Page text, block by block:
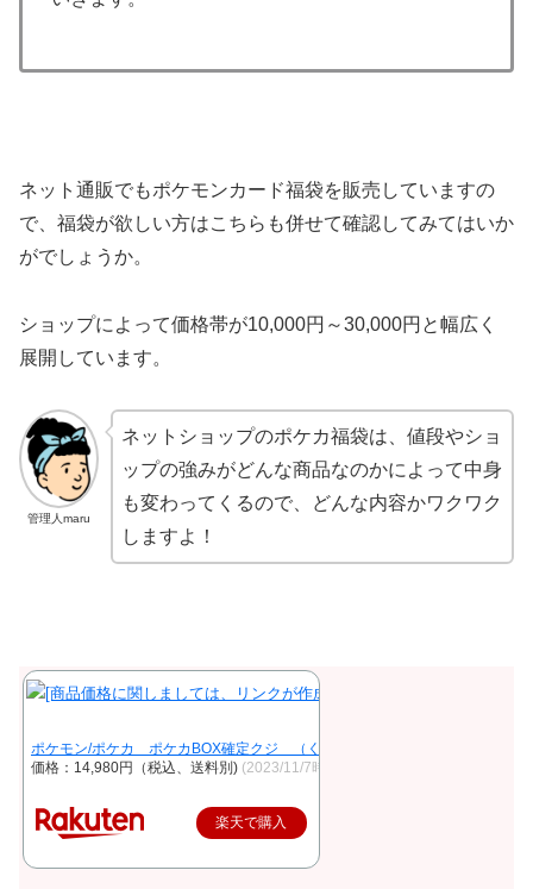
ネット通販でもポケモンカード福袋を販売していますの
で、福袋が欲しい方はこちらも併せて確認してみてはいか
がでしょうか。
ショップによって価格帯が10,000円～30,000円と幅広く
展開しています。
管理人maru
ネットショップのポケカ福袋は、値段やショ
ップの強みがどんな商品なのかによって中身
も変わってくるので、どんな内容かワクワク
しますよ！
ポケモン/ポケカ ポケカBOX確定クジ （くじ）（当店、福袋とオリパ、遊
価格：14,980円（税込、送料別) (2023/11/7時点)
楽天で購入